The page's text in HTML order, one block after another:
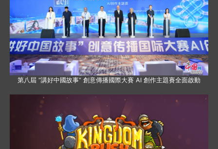
第八屆 “講好中國故事” 創意傳播國際大賽 AI 創作主題賽全面啟動